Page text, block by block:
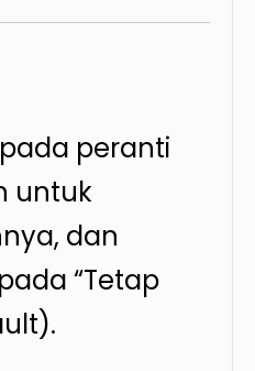
pada peranti
untuk
dan
“Tetap